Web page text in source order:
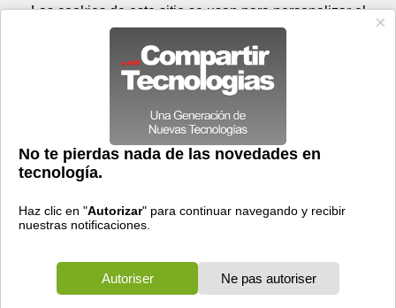
Prensa Videos
> tigo energy
tigo energy
61 resultados Ordenar por fecha-Ordenar por pertinencia
Domingo 09 de agosto - 11:58 Registrar Conectar
Las cookies de este sitio se usan para personalizar el
contenido y los anuncios, para ofrecer funciones de medios
sociales y para analizar el tráfico. Además, compartimos
información sobre el uso que haga del sitio web con nuestros
partners de medios sociales, de publicidad y de análisis
web.
OK